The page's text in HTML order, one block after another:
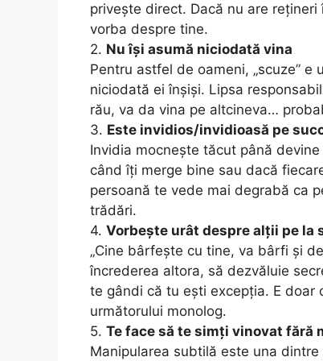
privește direct. Dacă nu are
vorba despre tine.
2. Nu își asumă niciodată vina
Pentru astfel de oameni, „scuze”
niciodată ei înșiși. Lipsa
rău, va da vina pe altcineva…
3. Este invidios/invidioasă pe
Invidia mocnește tăcut până
când îți merge bine sau dacă
persoană te vede mai degrabă ca
trădări.
4. Vorbește urât despre alții pe la
„Cine bârfește cu tine, va bârfi și
încrederea altora, să dezvăluie
te gândi că tu ești excepția. E
următorului monolog.
5. Te face să te simți vinovat fără
Manipularea subtilă este una